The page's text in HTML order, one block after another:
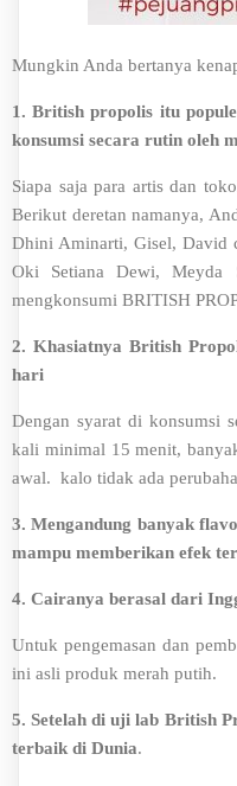
Mungkin Anda bertanya
1. British propolis itu
konsumsi secara rutin oleh
Siapa saja para artis dan
Berikut deretan namanya,
Dhini Aminarti, Gisel, David
Oki Setiana Dewi, Meyda
mengkonsumi BRITISH
2. Khasiatnya British
hari
Dengan syarat di konsumsi
kali minimal 15 menit,
awal. kalo tidak ada
3. Mengandung banyak
mampu memberikan efek
4. Cairanya berasal dari
Untuk pengemasan dan
ini asli produk merah putih.
5. Setelah di uji lab British
terbaik di Dunia.